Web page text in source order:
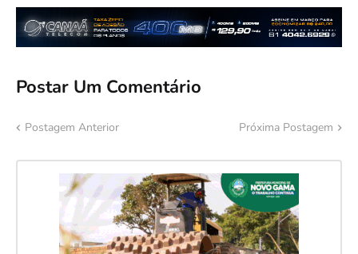
Postar Um Comentário
Postagem Anterior Próxima Postagem